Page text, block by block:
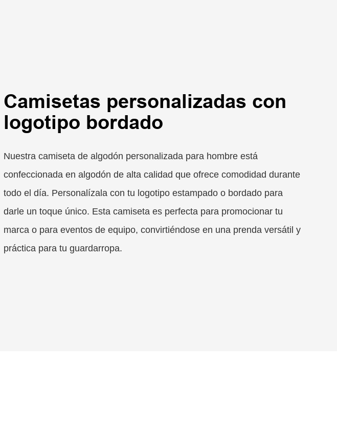
Camisetas personalizadas con
logotipo bordado
Nuestra camiseta de algodón personalizada para hombre está
confeccionada en algodón de alta calidad que ofrece comodidad durante
todo el día. Personalízala con tu logotipo estampado o bordado para
darle un toque único. Esta camiseta es perfecta para promocionar tu
marca o para eventos de equipo, convirtiéndose en una prenda versátil y
práctica para tu guardarropa.